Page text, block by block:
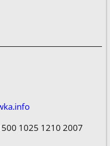
1025 1210 2007